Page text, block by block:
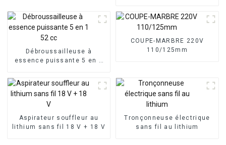
Débroussailleuse à
essence puissante 5 en 1
COUPE-MARBRE 220V
110/125mm
Aspirateur souffleur au
lithium sans fil 18 V + 18 V
Tronçonneuse électrique
sans fil au lithium